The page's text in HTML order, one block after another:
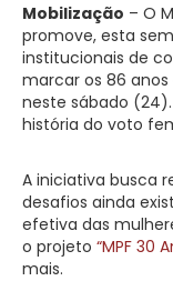
Mobilização – O
promove, esta
institucionais de
marcar os 86
neste sábado (24).
história do voto
A iniciativa busca
desafios ainda
efetiva das
o projeto “MPF 30
mais.